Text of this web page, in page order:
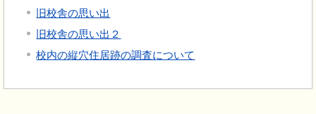
旧校舎の思い出
旧校舎の思い出２
校内の縦穴住居跡の調査について